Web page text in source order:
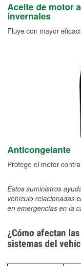
Aceite de motor
invernales
Fluye con mayor
Anticongelante
Protege el motor
Estos suministros
vehículo relacionadas
en emergencias en la
¿Cómo afectan
sistemas del